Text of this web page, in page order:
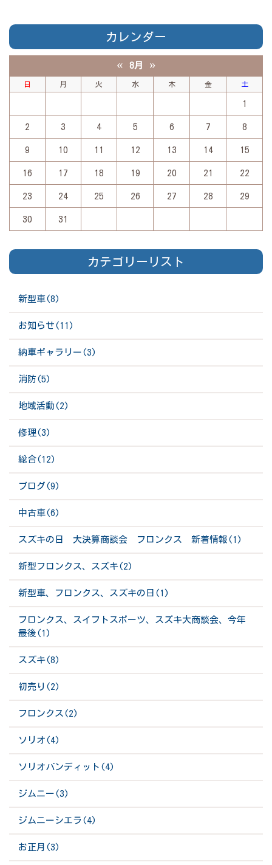
カレンダー
« 8月 »
日 月 火 水 木 金 土
1
2 3 4 5 6 7 8
9 10 11 12 13 14 15
16 17 18 19 20 21 22
23 24 25 26 27 28 29
30 31
カテゴリーリスト
新型車(8)
お知らせ(11)
納車ギャラリー(3)
消防(5)
地域活動(2)
修理(3)
総合(12)
ブログ(9)
中古車(6)
スズキの日 大決算商談会 フロンクス 新着情報(1)
新型フロンクス、スズキ(2)
新型車、フロンクス、スズキの日(1)
フロンクス、スイフトスポーツ、スズキ大商談会、今年
最後(1)
スズキ(8)
初売り(2)
フロンクス(2)
ソリオ(4)
ソリオバンディット(4)
ジムニー(3)
ジムニーシエラ(4)
お正月(3)